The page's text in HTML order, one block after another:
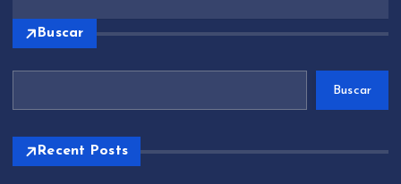
Buscar
Buscar
Recent Posts